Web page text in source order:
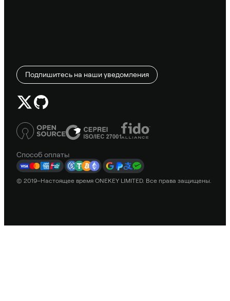
Подпишитесь на наши уведомления
Способ оплаты
© 2019–Настоящее время ONEKEY LIMITED. Все права защищены.